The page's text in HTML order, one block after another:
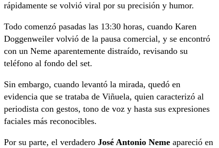
rápidamente se volvió viral por su precisión y humor.
Todo comenzó pasadas las 13:30 horas, cuando Karen
Doggenweiler volvió de la pausa comercial, y se encontró
con un Neme aparentemente distraído, revisando su
teléfono al fondo del set.
Sin embargo, cuando levantó la mirada, quedó en
evidencia que se trataba de Viñuela, quien caracterizó al
periodista con gestos, tono de voz y hasta sus expresiones
faciales más reconocibles.
Por su parte, el verdadero José Antonio Neme apareció en